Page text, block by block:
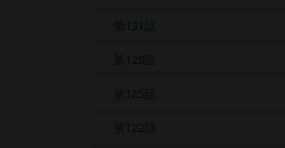
第131話
第128話
第125話
第122話